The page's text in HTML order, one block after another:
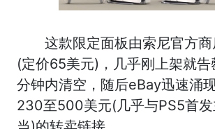
这款限定面板由索尼官方
(定价65美元)，几乎刚上架就告
分钟内清空，随后eBay迅速涌
230至500美元(几乎与PS5首发